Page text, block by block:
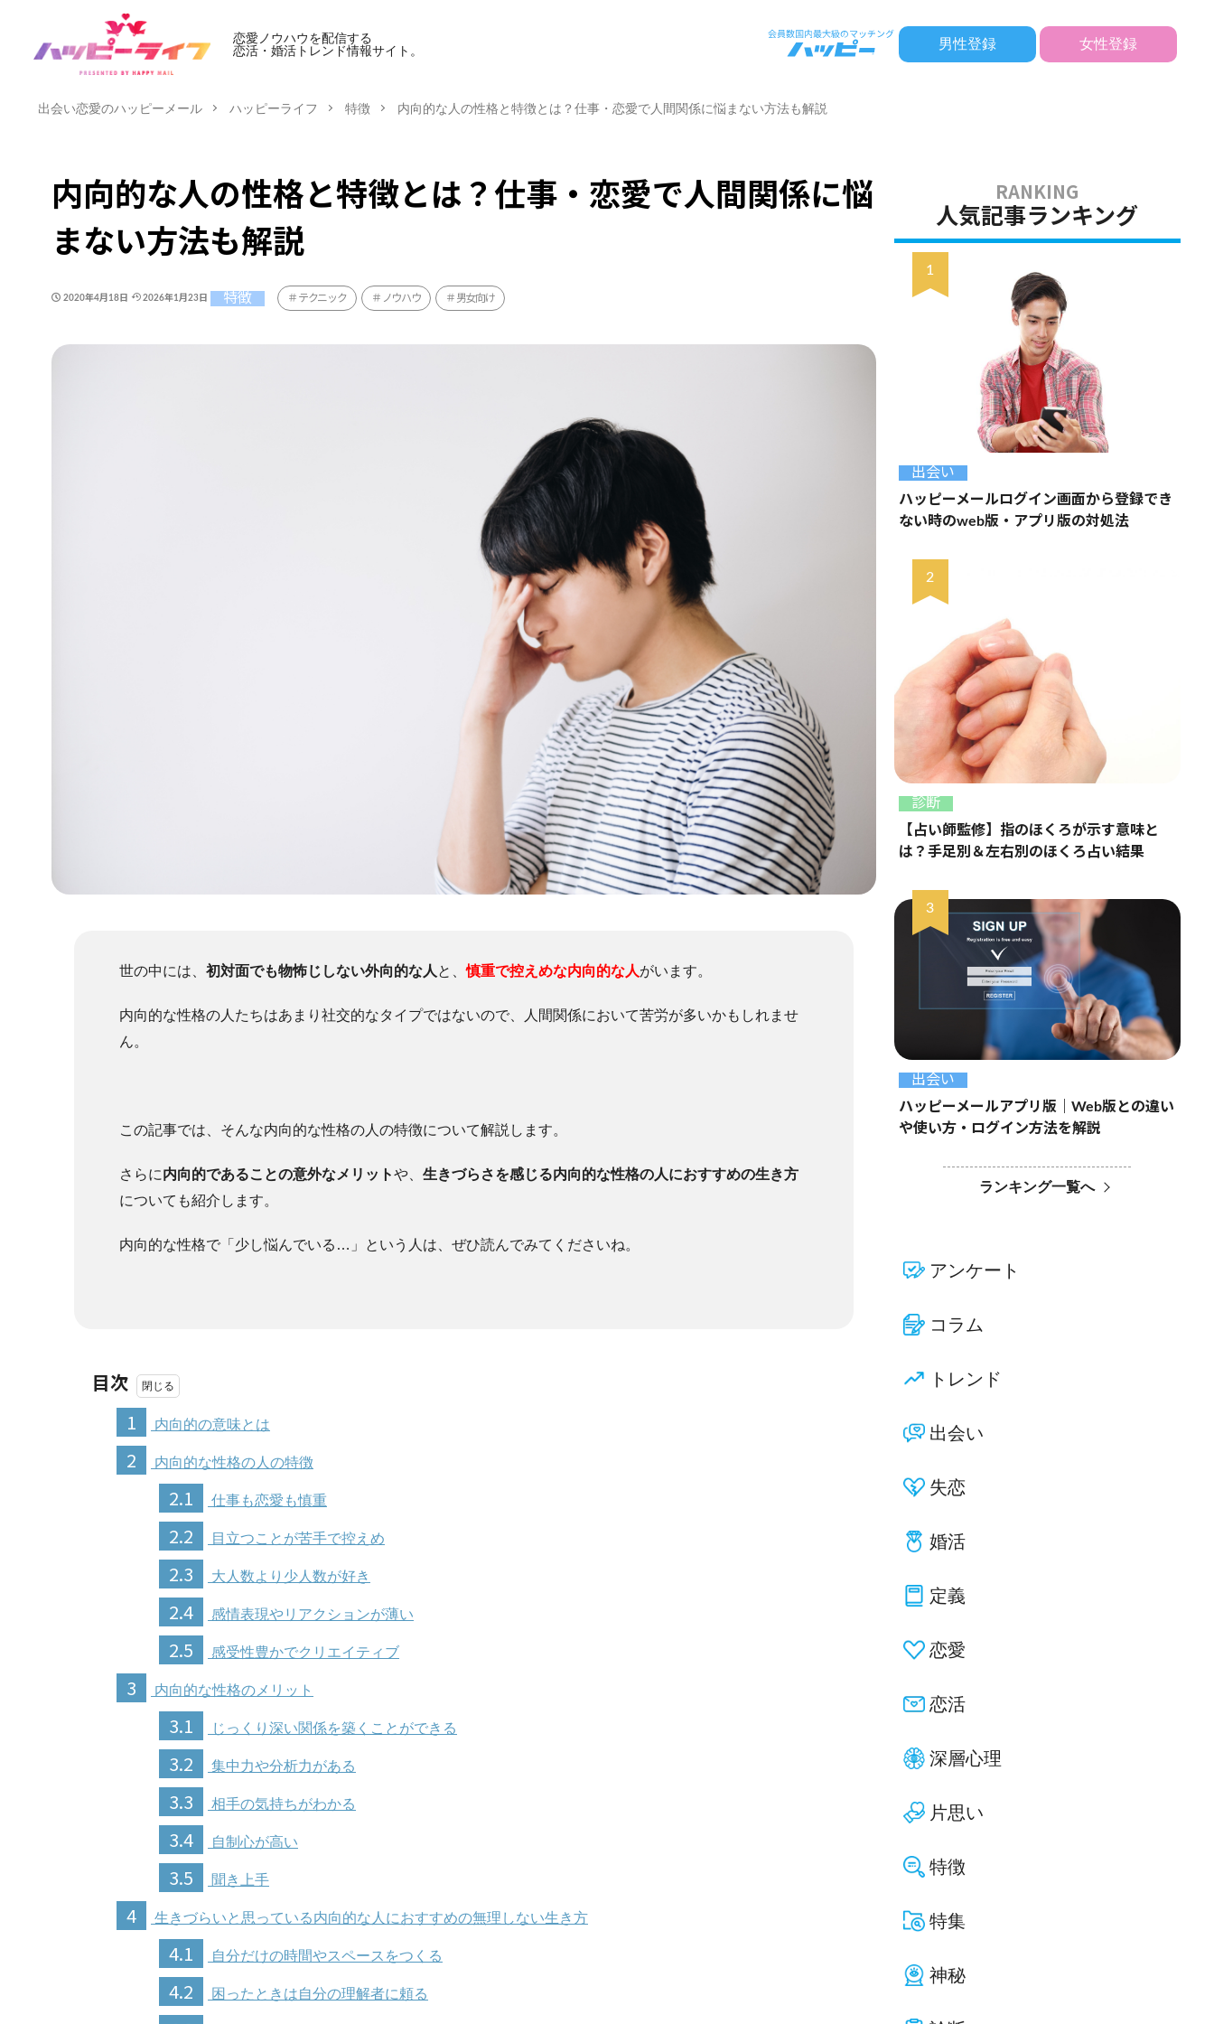
恋愛ノウハウを配信する
恋活・婚活トレンド情報サイト。
男性登録 女性登録
出会い恋愛のハッピーメール ハッピーライフ 特徴 内向的な人の性格と特徴とは？仕事・恋愛で人間関係に悩まない方法も解説
内向的な人の性格と特徴とは？仕事・恋愛で人間関係に悩
まない方法も解説
2020年4月18日 2026年1月23日 特徴 テクニック ノウハウ 男女向け
世の中には、 初対面でも物怖じしない外向的な人 と、慎重で控えめな内向的な人がいます。
内向的な性格の人たちはあまり社交的なタイプではないので、人間関係において苦労が多いかもしれませ
ん。
この記事では、そんな内向的な性格の人の特徴について解説します。
さらに内向的であることの意外なメリットや、 生きづらさを感じる内向的な性格の人におすすめの生き方
についても紹介します。
内向的な性格で「少し悩んでいる…」という人は、ぜひ読んでみてくださいね。
目次
1
内向的の意味とは
2 内向的な性格の人の特徴
2.1 仕事も恋愛も慎重
2.2 目立つことが苦手で控えめ
2.3 大人数より少人数が好き
2.4 感情表現やリアクションが薄い
2.5 感受性豊かでクリエイティブ
3 内向的な性格のメリット
3.1 じっくり深い関係を築くことができる
3.2 集中力や分析力がある
3.3 相手の気持ちがわかる
3.4 自制心が高い
3.5 聞き上手
4 生きづらいと思っている内向的な人におすすめの無理しない生き方
4.1 自分だけの時間やスペースをつくる
4.2 困ったときは自分の理解者に頼る
人気記事ランキング
出会い
ハッピーメールログイン画面から登録でき
ない時のweb版・アプリ版の対処法
診断
【占い師監修】指のほくろが示す意味と
は？手足別＆左右別のほくろ占い結果
出会い
ハッピーメールアプリ版｜Web版との違い
や使い方・ログイン方法を解説
ランキング一覧へ
アンケート
コラム
トレンド
出会い
失恋
婚活
定義
恋愛
恋活
深層心理
片思い
特徴
特集
神秘